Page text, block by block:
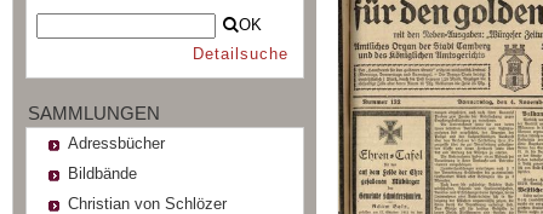
OK
Detailsuche
SAMMLUNGEN
Adressbücher
Bildbände
Christian von Schlözer